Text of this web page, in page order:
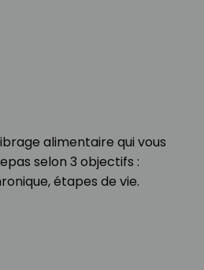
alimentaire qui vous
selon 3 objectifs :
étapes de vie.